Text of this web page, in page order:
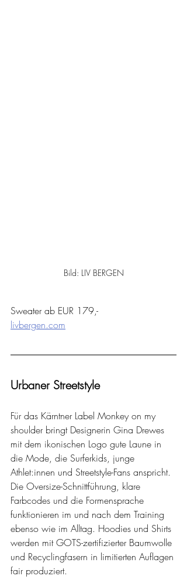
Bild: LIV BERGEN
Sweater ab EUR 179,-
livbergen.com
Urbaner Streetstyle
Für das Kärntner Label Monkey on my
shoulder bringt Designerin Gina Drewes
mit dem ikonischen Logo gute Laune in
die Mode, die Surferkids, junge
Athlet:innen und Streetstyle-Fans anspricht.
Die Oversize-Schnittführung, klare
Farbcodes und die Formensprache
funktionieren im und nach dem Training
ebenso wie im Alltag. Hoodies und Shirts
werden mit GOTS-zertifizierter Baumwolle
und Recyclingfasern in limitierten Auflagen
fair produziert.